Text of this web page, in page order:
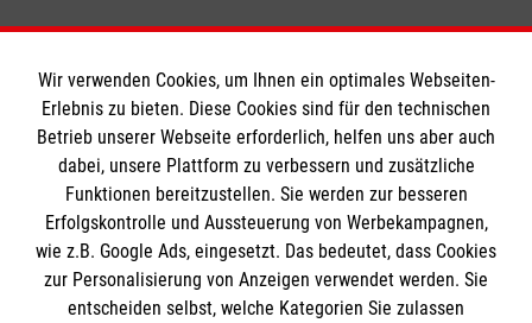
Informationen
Impressum
Datenschutz
Barrierefreiheit
Die Malteser
Wir verwenden Cookies, um Ihnen ein optimales Webseiten-
Erlebnis zu bieten. Diese Cookies sind für den technischen
Betrieb unserer Webseite erforderlich, helfen uns aber auch
dabei, unsere Plattform zu verbessern und zusätzliche
Funktionen bereitzustellen. Sie werden zur besseren
Erfolgskontrolle und Aussteuerung von Werbekampagnen,
wie z.B. Google Ads, eingesetzt. Das bedeutet, dass Cookies
zur Personalisierung von Anzeigen verwendet werden. Sie
entscheiden selbst, welche Kategorien Sie zulassen